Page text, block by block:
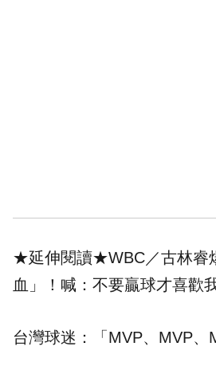
★延伸閱讀★WBC／古林睿
血」！喊：不要贏球才喜歡
台灣球迷：「MVP、MVP、